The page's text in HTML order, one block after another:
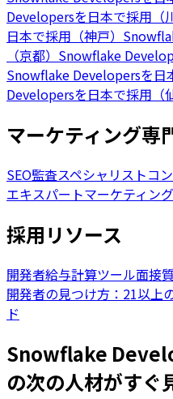
Developersを日本で採用（
日本で採用（神戸）
（京都） Snowflake
Snowflake Developersを日
Developersを日本で採用（
マーケティング専
SEO監査スペシャリストコ
エキスパートマーケティン
採用リソース
開発者給与計算ツール面接
開発者の見つけ方：21以上
ド
Snowflake
の次の人材がすぐ